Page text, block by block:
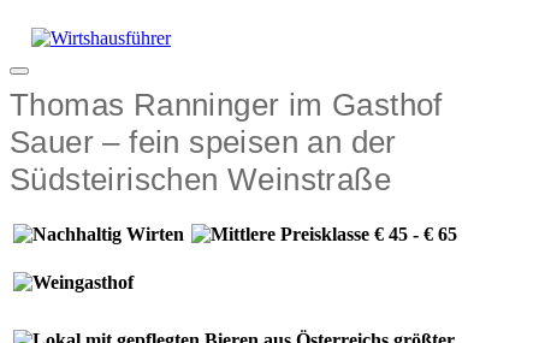
Inhalt
Menü
Thomas Ranninger im Gasthof
Sauer – fein speisen an der
Südsteirischen Weinstraße